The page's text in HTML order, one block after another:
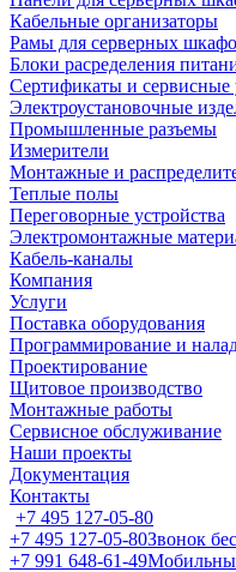
Кабельные организаторы
Рамы для серверных
Блоки расределения
Сертификаты и сервисные
Электроустановочные
Промышленные разъемы
Измерители
Монтажные и
Теплые полы
Переговорные устройства
Электромонтажные
Кабель-каналы
Компания
Услуги
Поставка оборудования
Программирование и
Проектирование
Щитовое производство
Монтажные работы
Сервисное обслуживание
Наши проекты
Документация
Контакты
+7 495 127-05-80
+7 495 127-05-80Звонок
+7 991 648-61-49